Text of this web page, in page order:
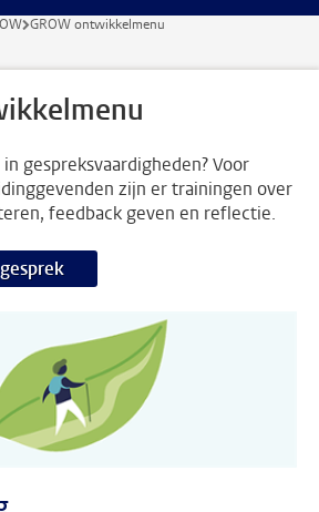
GROW ontwikkelmenu
gespreksvaardigheden? Voor
zijn er trainingen over
feedback geven en reflectie.